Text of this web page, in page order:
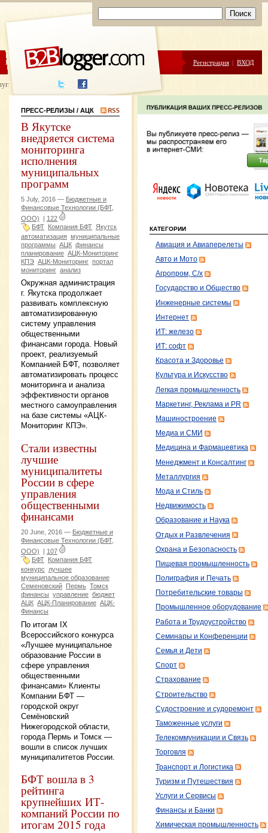
ЦЕНЫ ПОМОЩЬ Регистрация | ВХОД
написания
ПРЕСС-РЕЛИЗЫ / АЦК
В Якутске
внедряется система
мониторинга
исполнения
муниципальных
программ
5 July, 2016 — Бюджетные и
Финансовые Технологии (БФТ,
ООО) | 122
БФТ Компания БФТ Якутск
автоматизация муниципальные
программы АЦК финансы
планирование АЦК-Мониторинг
КПЭ АЦК-Мониторинг портал
мониторинг анализ
Окружная администрация
г. Якутска продолжает
развивать комплексную
автоматизированную
систему управления
общественными
финансами города. Новый
проект, реализуемый
Компанией БФТ, позволяет
автоматизировать процесс
мониторинга и анализа
эффективности органов
местного самоуправления
на базе системы «АЦК-
Мониторинг КПЭ».
Стали известны
лучшие
муниципалитеты
России в сфере
управления
общественными
финансами
20 June, 2016 — Бюджетные и
Финансовые Технологии (БФТ,
ООО) | 107
БФТ Компания БФТ
конкурс
лучшее
муниципальное образование
Семеновский Пермь Томск
финансы управление бюджет
АЦК АЦК-Планирование АЦК-
Финансы
По итогам IX
Всероссийского конкурса
«Лучшее муниципальное
образование России в
сфере управления
общественными
финансами» Клиенты
Компании БФТ —
городской округ
Семёновский
Нижегородской области,
города Пермь и Томск —
вошли в список лучших
муниципалитетов России.
БФТ вошла в 3
рейтинга
крупнейших ИТ-
компаний России по
итогам 2015 года
КАТЕГОРИИ
Авиация и Авиаперелеты
Авто и Мото
Агропром, С/х
Государство и Общество
Инженерные системы
Интернет
ИТ: железо
ИТ: софт
Красота и Здоровье
Культура и Искусство
Легкая промышленность
Маркетинг, Реклама и PR
Машиностроение
Медиа и СМИ
Медицина и Фармацевтика
Менеджмент и Консалтинг
Металлургия
Мода и Стиль
Недвижимость
Образование и Наука
Отдых и Развлечения
Охрана и Безопасность
Пищевая промышленность
Полиграфия и Печать
Потребительские товары
Промышленное оборудование
Работа и Трудоустройство
Семинары и Конференции
Семья и Дети
Спорт
Страхование
Строительство
Судостроение и судоремонт
Таможенные услуги
Телекоммуникации и Связь
Торговля
Транспорт и Логистика
Туризм и Путешествия
Услуги и Сервисы
Финансы и Банки
Химическая промышленность